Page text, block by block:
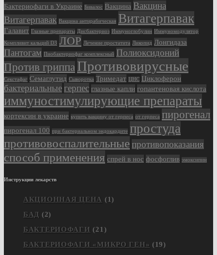
Бактериофаги в Украине Бивалос Вакцина Вакцина
Витагерпавак Вакцина антирабическая Витагерпавак
Галавит Глазные препараты Дисбактериоз Иммуноглобулин Иммуномодулятор
Компливит кальций D3 ЛОР Лечение простатита Ликопид Лонгидаза
Пантогам Пиобактериофаг комплексный Полиоксидоний
Против гриппа Противовирусные
Секстафаг Семаглутид Сыворотка Тримедат ЦНС Циклоферон
бактериальныегерпес глазные капли гопантеновая кислота
иммуностимулирующие препараты
кортексин в украине купить вакцину от герпеса от герпеса пирогенал
пирогенал 100 при бактериальном эндокардите простуда
противовоспалительные противопоказания
способ применения спрей в нос фосфоглив эмоксипин
Инструкции лекарств
АКЦИОННАЯ ЦЕНА (1)
БАД (2)
БАКТЕРИОФАГИ (21)
БАКТЕРИОФАГИ «МИКРО ГЕН» (19)